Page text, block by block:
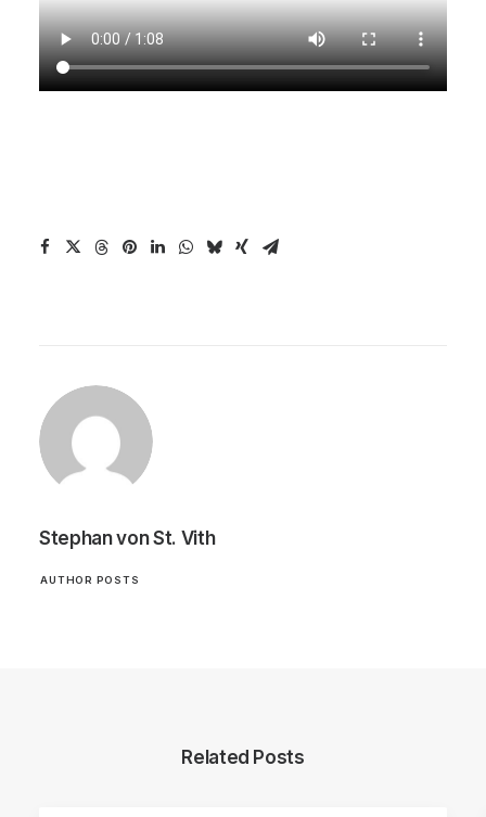
Stephan von St. Vith
AUTHOR POSTS
Related Posts